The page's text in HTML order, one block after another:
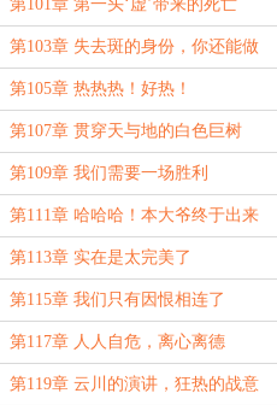
第101章 第一头‘虚’带来的死亡
第103章 失去斑的身份，你还能做
什么？
第105章 热热热！好热！
第107章 贯穿天与地的白色巨树
第109章 我们需要一场胜利
第111章 哈哈哈！本大爷终于出来
了！！
第113章 实在是太完美了
第115章 我们只有因恨相连了
第117章 人人自危，离心离德
第119章 云川的演讲，狂热的战意